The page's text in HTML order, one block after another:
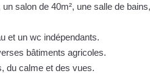
salon de 40m², une salle de
et un wc indépendants.
bâtiments agricoles.
du calme et des vues.